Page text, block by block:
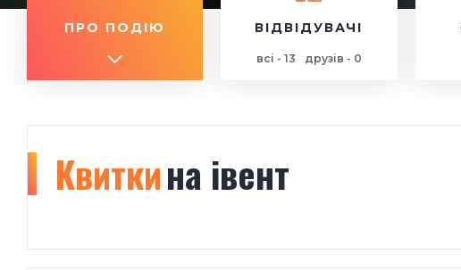
ПРО ПОДІЮ ВІДВІДУВАЧІ
всі - 13 друзів - 0
Квиткина івент